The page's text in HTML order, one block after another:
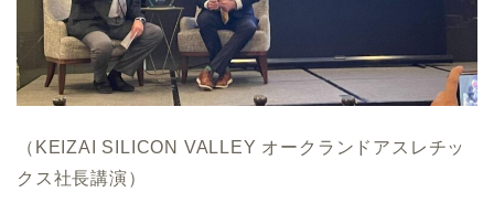
（KEIZAI SILICON VALLEY オークランドアスレチッ
クス社長講演）